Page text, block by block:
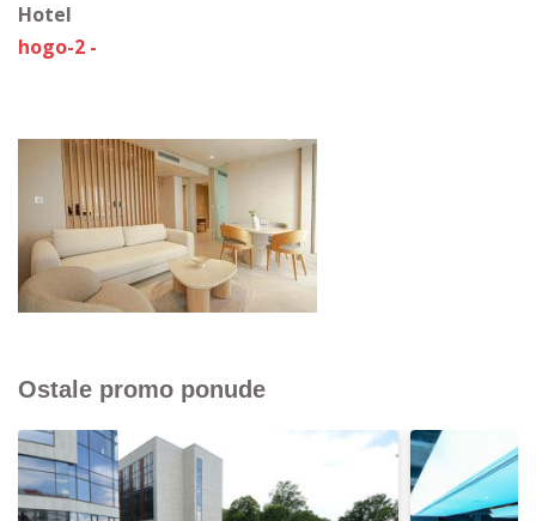
Hotel
hogo-2 -
Ostale promo ponude